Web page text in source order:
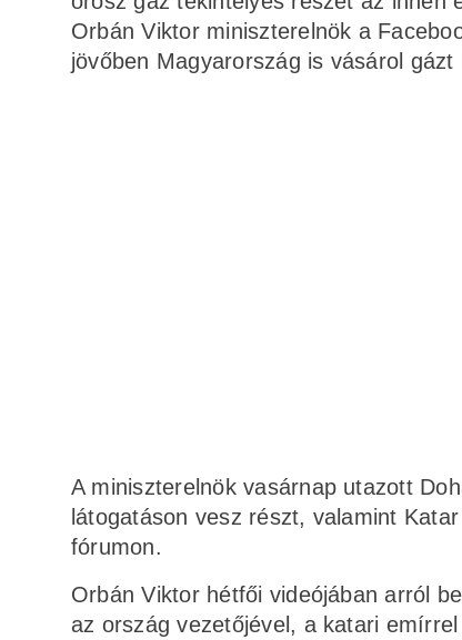
Orbán Viktor miniszterelnök a
jövőben Magyarország is vásárol gázt
A miniszterelnök vasárnap utazott
látogatáson vesz részt, valamint
fórumon.
Orbán Viktor hétfői videójában arról
az ország vezetőjével, a katari